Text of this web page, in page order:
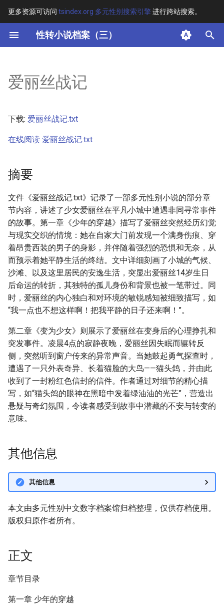
更多资源可访问 tsindex.org 多元性别搜索引擎进行跨站搜索。
性转小说档案（三）
键
开
搜
索
其他信息
正文
爱丽丝战记
下载: 爱丽丝战记.txt
在线阅读 爱丽丝战记.txt
摘要
文件《爱丽丝战记.txt》记录了一部多元性别小说的部分章
节内容，讲述了少女爱丽丝在平凡小城中遭遇非同寻常事件
的故事。第一章《少年的穿越》描写了爱丽丝突然经历幻觉
与现实交织的情境：她在自家大门前发现一个满身伤痕、穿
着昂贵西装的男子的身影，并伴随着强烈的恐惧和无奈，从
而预示着她平静生活的终结。文中详细刻画了小城的气候、
沙滩、以及这里居民的安逸生活，突显出爱丽丝14岁生日
后命运的转折，其独特的孤儿身份和背景也被一笔带过。同
时，爱丽丝的内心独白和对环境的敏锐感知被细致描写，如
“我一点也不想这样啊！把我平静的日子还来啊！”。
第二章《变为少女》则展示了爱丽丝在变身后的心理挣扎和
突发事件。凌晨4点的寂静夜晚，爱丽丝因失眠而辗转反
侧，突然听到窗户传来的异常声音。当她鼓起勇气探查时，
遭遇了一只外表奇异、长着猫脸的大鸟——猫头鸽，并由此
收到了一封粉红色信封的信件。作者通过对细节的精心描
写，如“猫头鸽的眼神在黑暗中发着绿油油的光芒”，营造出
悬疑与奇幻氛围，令读者感受到故事中潜藏的不安与转变的
意味。
其他信息
其他信息
本文由多元性别中文数字档案馆归档整理，仅供存档使用。
版权归原作者所有。
正文
章节目录
第一章 少年的穿越